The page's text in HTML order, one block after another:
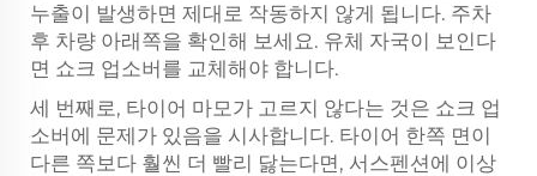
누출이 발생하면 제대로 작동하지 않게 됩니다. 주차
후 차량 아래쪽을 확인해 보세요. 유체 자국이 보인다
면 쇼크 업소버를 교체해야 합니다.
세 번째로, 타이어 마모가 고르지 않다는 것은 쇼크 업
소버에 문제가 있음을 시사합니다. 타이어 한쪽 면이
다른 쪽보다 훨씬 더 빨리 닳는다면, 서스펜션에 이상